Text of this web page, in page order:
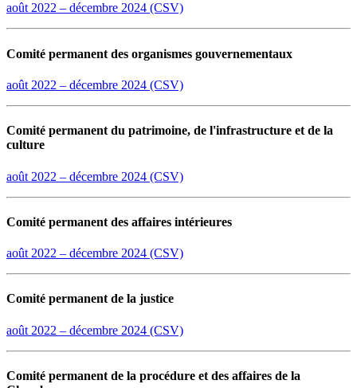
août 2022 – décembre 2024 (CSV)
Comité permanent des organismes gouvernementaux
août 2022 – décembre 2024 (CSV)
Comité permanent du patrimoine, de l'infrastructure et de la
culture
août 2022 – décembre 2024 (CSV)
Comité permanent des affaires intérieures
août 2022 – décembre 2024 (CSV)
Comité permanent de la justice
août 2022 – décembre 2024 (CSV)
Comité permanent de la procédure et des affaires de la